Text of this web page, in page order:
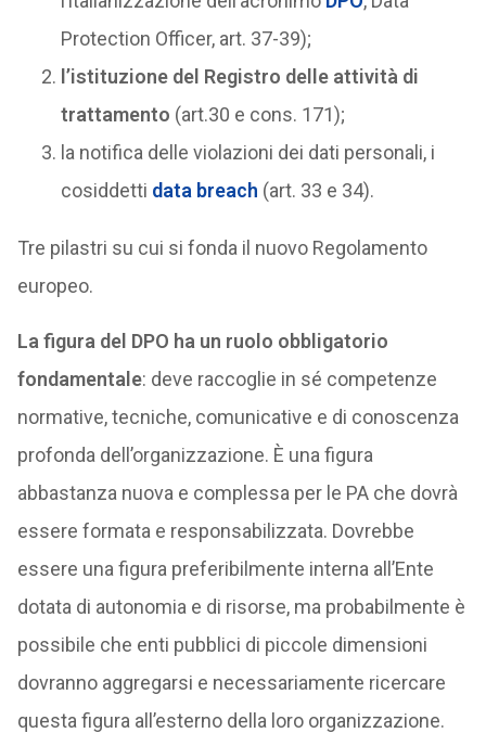
Protection Officer, art. 37-39);
l’istituzione del Registro delle attività di
trattamento (art.30 e cons. 171);
la notifica delle violazioni dei dati personali, i
cosiddetti data breach (art. 33 e 34).
Tre pilastri su cui si fonda il nuovo Regolamento
europeo.
La figura del DPO ha un ruolo obbligatorio
fondamentale: deve raccoglie in sé competenze
normative, tecniche, comunicative e di conoscenza
profonda dell’organizzazione. È una figura
abbastanza nuova e complessa per le PA che dovrà
essere formata e responsabilizzata. Dovrebbe
essere una figura preferibilmente interna all’Ente
dotata di autonomia e di risorse, ma probabilmente è
possibile che enti pubblici di piccole dimensioni
dovranno aggregarsi e necessariamente ricercare
questa figura all’esterno della loro organizzazione.